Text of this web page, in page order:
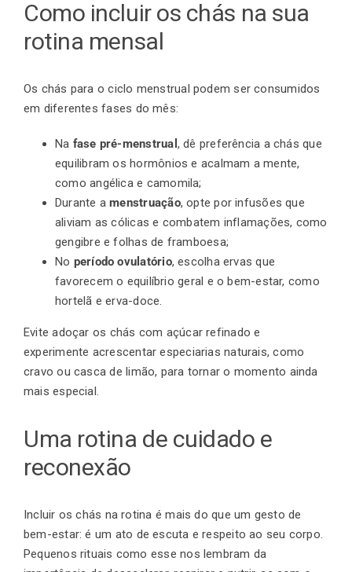
Como incluir os chás na sua
rotina mensal
Os chás para o ciclo menstrual podem ser consumidos
em diferentes fases do mês:
Na fase pré-menstrual , dê preferência a chás que
equilibram os hormônios e acalmam a mente,
como angélica e camomila;
Durante amenstruação, opte por infusões que
aliviam as cólicas e combatem inflamações, como
gengibre e folhas de framboesa;
No período ovulatório, escolha ervas que
favorecem o equilíbrio geral e o bem-estar, como
hortelã e erva-doce.
Evite adoçar os chás com açúcar refinado e
experimente acrescentar especiarias naturais, como
cravo ou casca de limão, para tornar o momento ainda
mais especial.
Uma rotina de cuidado e
reconexão
Incluir os chás na rotina é mais do que um gesto de
bem-estar: é um ato de escuta e respeito ao seu corpo.
Pequenos rituais como esse nos lembram da